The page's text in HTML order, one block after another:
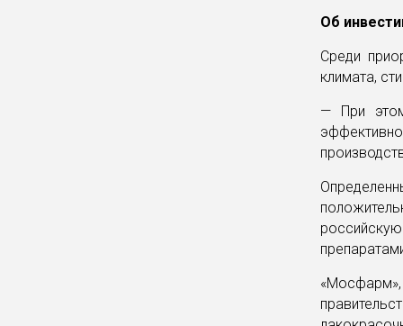
Об
Среди
климата,
— При